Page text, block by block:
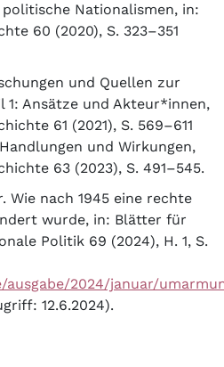
Nationalismen, in:
60 (2020), S. 323–351
und Quellen zur
1: Ansätze und Akteur*innen,
61 (2021), S. 569–611
und Wirkungen,
63 (2023), S. 491–545.
Wie nach 1945 eine rechte
wurde, in: Blätter für
Politik 69 (2024), H. 1, S.
2024/januar/
12.6.2024).